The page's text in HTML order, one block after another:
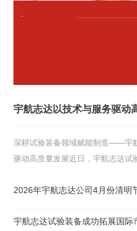
-
宇航志达以技术与服务驱动
深耕试验装备领域赋能制造——宇
驱动高质量发展近日，宇航志达试
2026年宇航志达公司4月份清明